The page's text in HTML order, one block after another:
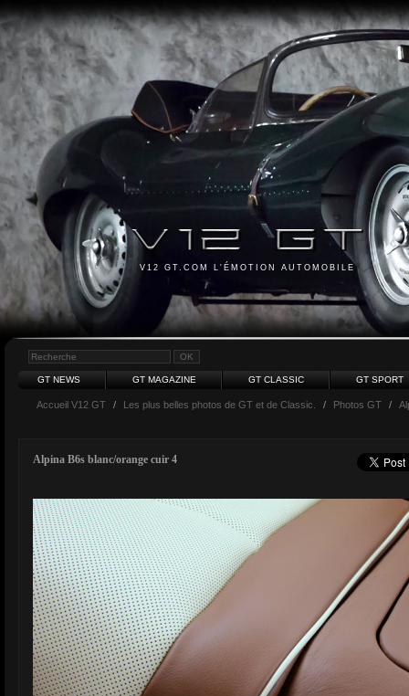
V12 GT.COM L'ÉMOTION AUTOMOBILE
GT NEWS GT MAGAZINE GT CLASSIC GT SPORT
Accueil V12 GT / Les plus belles photos de GT et de Classic. / Photos GT /
Alpina B6s blanc/orange cuir 4